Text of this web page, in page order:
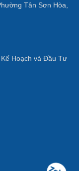
Tân Sơn Hòa,
Hoạch và Đầu Tư